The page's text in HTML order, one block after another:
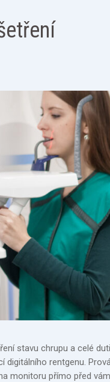
stavu chrupu a celé
rentgenu.
monitoru přímo před